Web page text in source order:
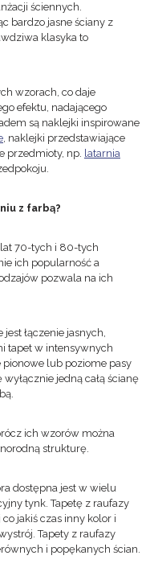
ściennych.
bardzo jasne ściany z
klasyka to
wzorach, co daje
efektu, nadającego
są naklejki inspirowane
, naklejki przedstawiające
przedmioty, np. latarnia
z farbą?
70-tych i 80-tych
ich popularność a
pozwala na ich
łączenie jasnych,
tapet w intensywnych
lub poziome pasy
jedną całą ścianę
ich wzorów można
strukturę.
dostępna jest w wielu
tynk. Tapetę z raufazy
jakiś czas inny kolor i
Tapety z raufazy
i popękanych ścian.